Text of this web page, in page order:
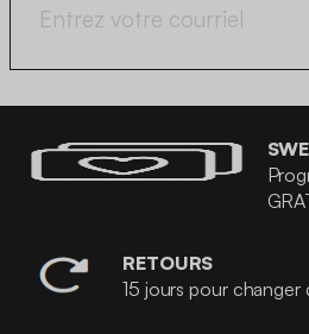
RETOURS
15 jours pour changer